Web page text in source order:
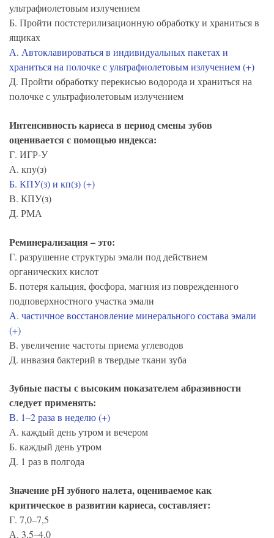
ультрафиолетовым излучением
Б. Пройти постстерилизационную обработку и храниться в
ящиках
А. Автоклавироваться в индивидуальных пакетах и
храниться на полочке с ультрафиолетовым излучением (+)
Д. Пройти обработку перекисью водорода и храниться на
полочке с ультрафиолетовым излучением
Интенсивность кариеса в период смены зубов
оценивается с помощью индекса:
Г. ИГР-У
А. кпу(з)
Б. КПУ(з) и кп(з) (+)
В. КПУ(з)
Д. РМА
Реминерализация – это:
Г. разрушение структуры эмали под действием
органических кислот
Б. потеря кальция, фосфора, магния из поврежденного
подповерхностного участка эмали
А. частичное восстановление минерального состава эмали
(+)
В. увеличение частоты приема углеводов
Д. инвазия бактерий в твердые ткани зуба
Зубные пасты с высоким показателем абразивности
следует применять:
В. 1–2 раза в неделю (+)
А. каждый день утром и вечером
Б. каждый день утром
Д. 1 раз в полгода
Значение рН зубного налета, оцениваемое как
критическое в развитии кариеса, составляет:
Г. 7,0–7,5
А. 3,5–4,0